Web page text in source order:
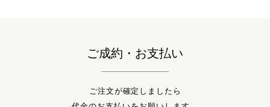
ご成約・お支払い
ご注文が確定しましたら